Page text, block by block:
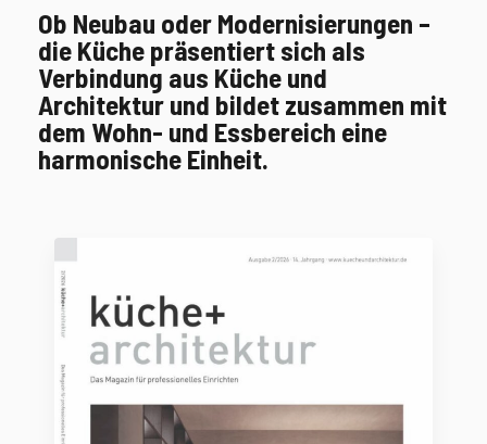
Ob Neubau oder Modernisierungen –
die Küche präsentiert sich als
Verbindung aus Küche und
Architektur und bildet zusammen mit
dem Wohn- und Essbereich eine
harmonische Einheit.